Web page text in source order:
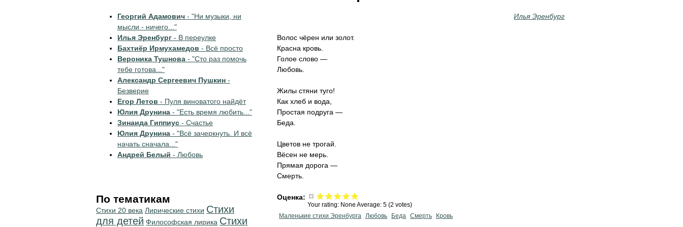
Илья Эренбург
Волос чёрен или золот.
Красна кровь.
Голое слово —
Любовь.
Жилы стяни туго!
Как хлеб и вода,
Простая подруга —
Беда.
Цветов не трогай.
Вёсен не мерь.
Прямая дорога —
Смерть.
Оценка:
Your rating: None Average: 5 (2 votes)
Маленькие стихи Эренбурга Любовь Беда Смерть Кровь
Георгий Адамович - "Ни музыки, ни
мысли - ничего..."
Илья Эренбург - В переулке
Бахтиёр Ирмухамедов - Всё просто
Вероника Тушнова - "Сто раз помочь
тебе готова..."
Александр Сергеевич Пушкин -
Безверие
Егор Летов - Пуля виноватого найдёт
Юлия Друнина - "Есть время любить..."
Зинаида Гиппиус - Счастье
Юлия Друнина - "Всё зачеркнуть. И всё
начать сначала..."
Андрей Белый - Любовь
По тематикам
Стихи 20 века Лирические стихи Стихи
для детей Философская лирика Стихи